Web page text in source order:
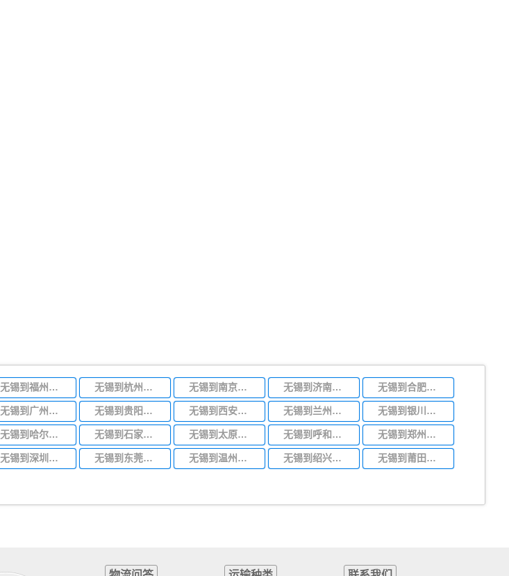
无锡到福州物流专线 无锡到杭州物流专线 无锡到南京物流专线 无锡到济南物流专线 无锡到合肥物流专线
无锡到广州物流专线 无锡到贵阳物流专线 无锡到西安物流专线 无锡到兰州物流专线 无锡到银川物流专线
无锡到哈尔滨物流专线 无锡到石家庄物流专线 无锡到太原物流专线 无锡到呼和浩特物流专线 无锡到郑州物流专线
无锡到深圳物流专线 无锡到东莞物流专线 无锡到温州物流专线 无锡到绍兴物流专线 无锡到莆田物流专线